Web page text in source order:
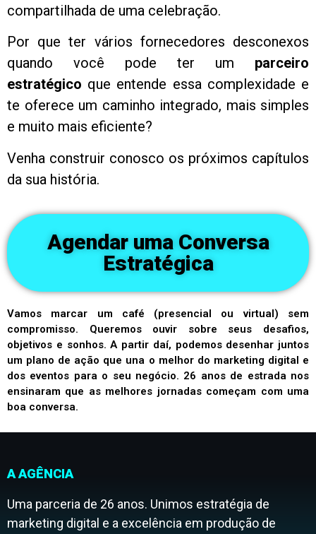
compartilhada de uma celebração.
Por que ter vários fornecedores desconexos
quando você pode ter um parceiro
estratégico que entende essa complexidade e
te oferece um caminho integrado, mais simples
e muito mais eficiente?
Venha construir conosco os próximos capítulos
da sua história.
Agendar uma Conversa
Estratégica
Vamos marcar um café (presencial ou virtual) sem
compromisso. Queremos ouvir sobre seus desafios,
objetivos e sonhos. A partir daí, podemos desenhar juntos
um plano de ação que una o melhor do marketing digital e
dos eventos para o seu negócio. 26 anos de estrada nos
ensinaram que as melhores jornadas começam com uma
boa conversa.
A AGÊNCIA
Uma parceria de 26 anos. Unimos estratégia de
marketing digital e a excelência em produção de